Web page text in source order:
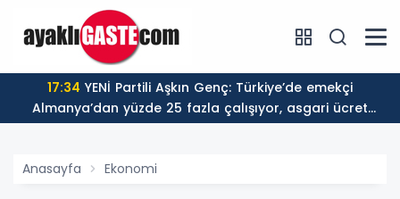
17:34
Almanya’dan yüzde 25 fazla çalışıyor, asgari ücret
ayın 18 gününe yetiyor
Anasayfa Ekonomi